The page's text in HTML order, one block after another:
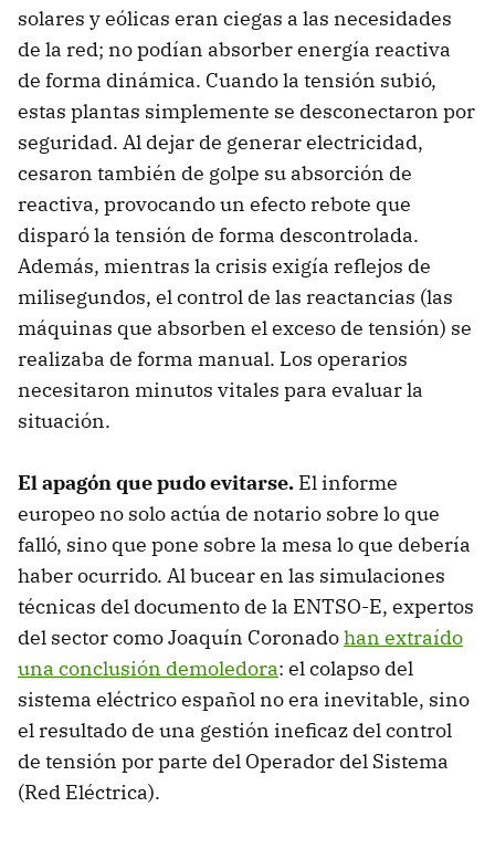
solares y eólicas eran ciegas a las necesidades
de la red; no podían absorber energía reactiva
de forma dinámica. Cuando la tensión subió,
estas plantas simplemente se desconectaron por
seguridad. Al dejar de generar electricidad,
cesaron también de golpe su absorción de
reactiva, provocando un efecto rebote que
disparó la tensión de forma descontrolada.
Además, mientras la crisis exigía reflejos de
milisegundos, el control de las reactancias (las
máquinas que absorben el exceso de tensión) se
realizaba de forma manual. Los operarios
necesitaron minutos vitales para evaluar la
situación.
El apagón que pudo evitarse. El informe
europeo no solo actúa de notario sobre lo que
falló, sino que pone sobre la mesa lo que debería
haber ocurrido. Al bucear en las simulaciones
técnicas del documento de la ENTSO-E, expertos
del sector como Joaquín Coronadohan extraído
una conclusión demoledora: el colapso del
sistema eléctrico español no era inevitable, sino
el resultado de una gestión ineficaz del control
de tensión por parte del Operador del Sistema
(Red Eléctrica).